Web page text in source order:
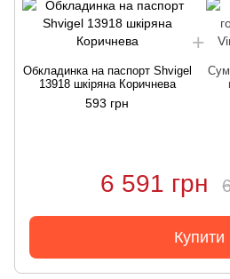
Обкладинка на паспорт Shvigel
13918 шкіряна Коричнева
593 грн
6 591 грн
Купити